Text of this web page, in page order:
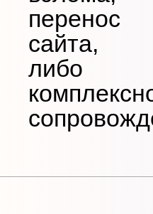
перенос
сайта,
либо